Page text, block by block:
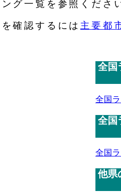
グ一覧を参照くださ
確認するには 主要都
全国
全国
全国
全国
他県